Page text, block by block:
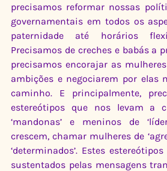
precisamos reformar nossas
governamentais em todos os
paternidade até horários
Precisamos de creches e babás a
precisamos encorajar as
ambições e negociarem por elas
caminho. E principalmente,
estereótipos que nos levam a
‘mandonas’ e meninos de
crescem, chamar mulheres de
‘determinados’. Estes
sustentados pelas mensagens